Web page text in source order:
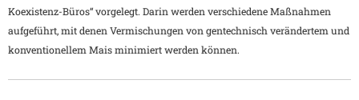
Koexistenz-Büros“ vorgelegt. Darin werden verschiedene Maßnahmen
aufgeführt, mit denen Vermischungen von gentechnisch verändertem und
konventionellem Mais minimiert werden können.